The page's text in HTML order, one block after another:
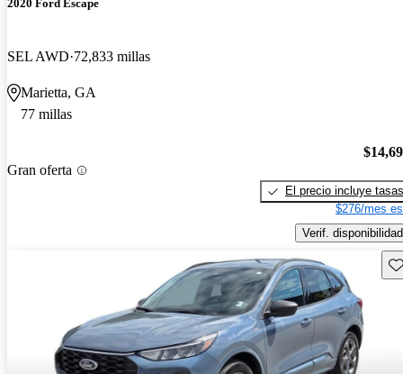
2020 Ford Escape
SEL AWD 72,833 millas
Marietta, GA
77 millas
Gran oferta
El precio incluye tasas
$276/mes
Verif. disponibilidad